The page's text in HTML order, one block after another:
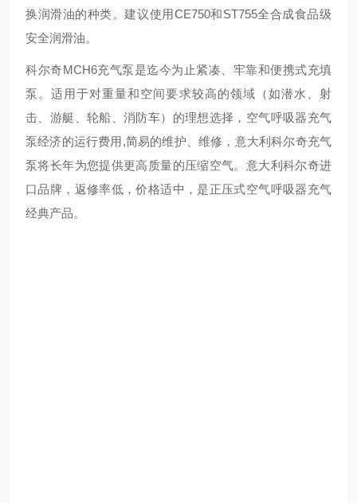
换润滑油的种类。建议使用CE750和ST755全合成食品级
安全润滑油。
科尔奇MCH6充气泵是迄今为止紧凑、牢靠和便携式充填
泵。适用于对重量和空间要求较高的领域（如潜水、射
击、游艇、轮船、消防车）的理想选择，空气呼吸器充气
泵经济的运行费用,简易的维护、维修，意大利科尔奇充气
泵将长年为您提供更高质量的压缩空气。意大利科尔奇进
口品牌，返修率低，价格适中，是正压式空气呼吸器充气
经典产品。